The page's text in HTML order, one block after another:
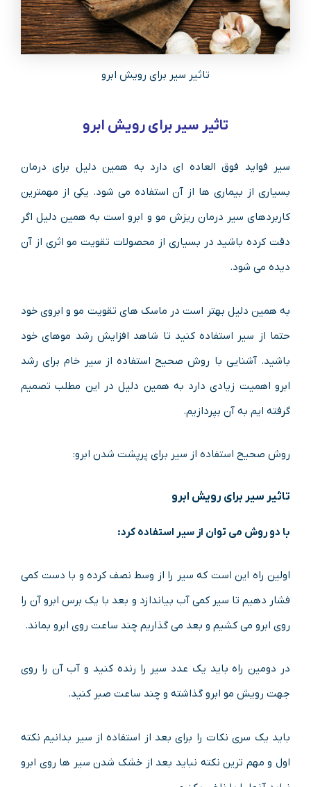
تاثیر سیر برای رویش ابرو
تاثیر سیر برای رویش ابرو
سیر فواید فوق العاده ای دارد به همین دلیل برای درمان
بسیاری از بیماری ها از آن استفاده می شود. یکی از مهمترین
کاربردهای سیر درمان ریزش مو و ابرو است به همین دلیل اگر
دقت کرده باشید در بسیاری از محصولات تقویت مو اثری از آن
دیده می شود.
به همین دلیل بهتر است در ماسک های تقویت مو و ابروی خود
حتما از سیر استفاده کنید تا شاهد افزایش رشد موهای خود
باشید. آشنایی با روش صحیح استفاده از سیر خام برای رشد
ابرو اهمیت زیادی دارد به همین دلیل در این مطلب تصمیم
گرفته ایم به آن بپردازیم.
روش صحیح استفاده از سیر برای پرپشت شدن ابرو:
تاثیر سیر برای رویش ابرو
با دو روش می توان از سیر استفاده کرد:
اولین راه این است که سیر را از وسط نصف کرده و با دست کمی
فشار دهیم تا سیر کمی آب بیاندازد و بعد با یک برس ابرو آن را
روی ابرو می کشیم و بعد می گذاریم چند ساعت روی ابرو بماند.
در دومین راه باید یک عدد سیر را رنده کنید و آب آن را روی
جهت رویش مو ابرو گذاشته و چند ساعت صبر کنید.
باید یک سری نکات را برای بعد از استفاده از سیر بدانیم نکته
اول و مهم ترین نکته نباید بعد از خشک شدن سیر ها روی ابرو